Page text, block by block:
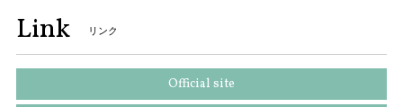
Link リンク
Official site